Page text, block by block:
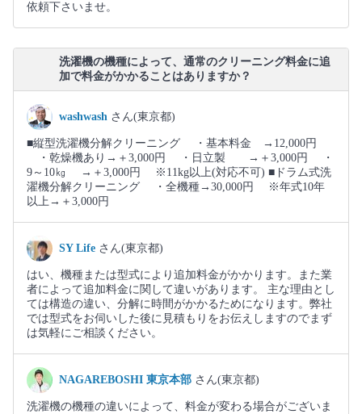
依頼下さいませ。
洗濯機の機種によって、通常のクリーニング料金に追
加で料金がかかることはありますか？
washwash さん(東京都)
■縦型洗濯機分解クリーニング ・基本料金 →12,000円
・乾燥機あり→＋3,000円 ・日立製 →＋3,000円 ・
9～10㎏ →＋3,000円 ※11kg以上(対応不可) ■ドラム式洗
濯機分解クリーニング ・全機種→30,000円 ※年式10年
以上→＋3,000円
SY Life さん(東京都)
はい、機種または型式により追加料金がかかります。また業
者によって追加料金に関して違いがあります。 主な理由とし
ては構造の違い、分解に時間がかかるためになります。弊社
では型式をお伺いした後に見積もりをお伝えしますのでまず
は気軽にご相談ください。
NAGAREBOSHI 東京本部 さん(東京都)
洗濯機の機種の違いによって、料金が変わる場合がございま